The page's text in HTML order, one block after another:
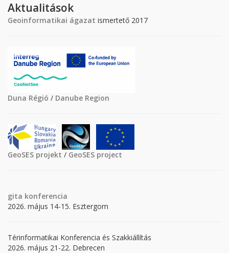
Aktualitások
Geoinformatikai ágazat ismertető 2017
Duna Régió / Danube Region
GeoSES projekt / GeoSES project
gita konferencia
2026. május 14-15. Esztergom
Térinformatikai Konferencia és Szakkiállítás
2026. május 21-22. Debrecen